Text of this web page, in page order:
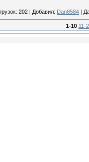
202 | Добавил: Dan8584 |
1-10 11-